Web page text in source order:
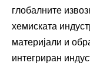
глобалните
хемиската
материјали и
интегриран